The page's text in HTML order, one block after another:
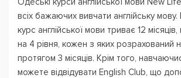
всіх бажаючих вивчати англійську
курс англійської мови триває 12 місяців,
на 4 рівня, кожен з яких розрахований
протягом 3 місяців. Крім того,
можете відвідувати English Club, що